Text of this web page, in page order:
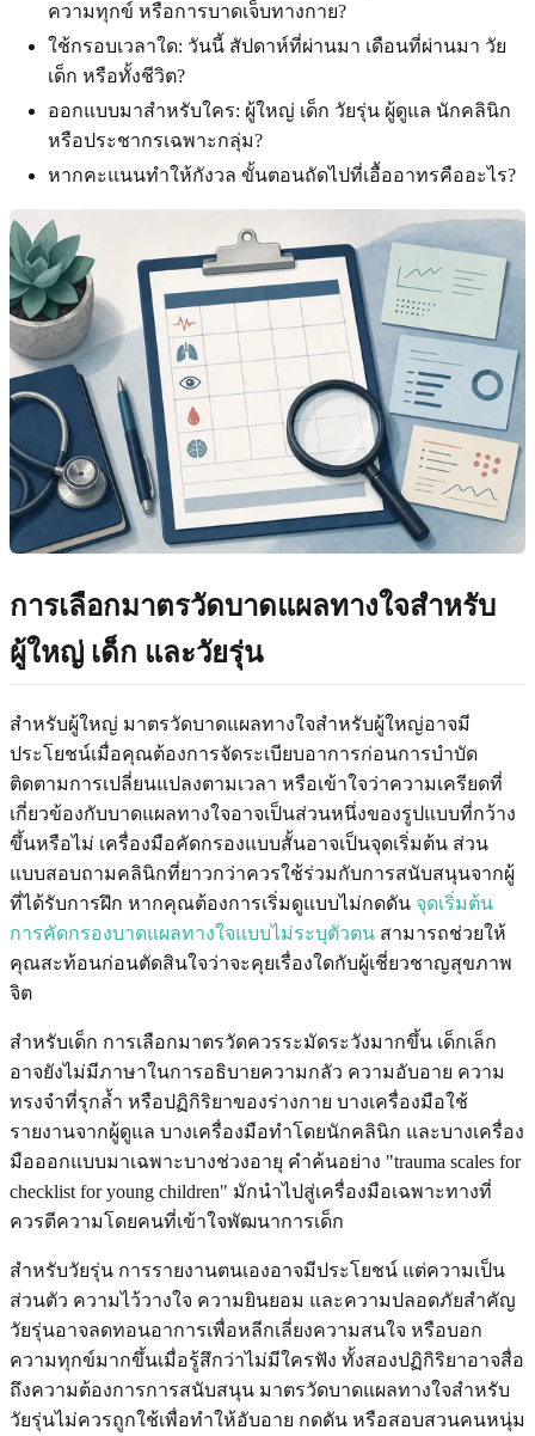
ความทุกข์ หรือการบาดเจ็บทางกาย?
ใช้กรอบเวลาใด: วันนี้ สัปดาห์ที่ผ่านมา เดือนที่ผ่านมา วัย
เด็ก หรือทั้งชีวิต?
ออกแบบมาสำหรับใคร: ผู้ใหญ่ เด็ก วัยรุ่น ผู้ดูแล นักคลินิก
หรือประชากรเฉพาะกลุ่ม?
หากคะแนนทำให้กังวล ขั้นตอนถัดไปที่เอื้ออาทรคืออะไร?
การเลือกมาตรวัดบาดแผลทางใจสำหรับ
ผู้ใหญ่ เด็ก และวัยรุ่น
สำหรับผู้ใหญ่ มาตรวัดบาดแผลทางใจสำหรับผู้ใหญ่อาจมี
ประโยชน์เมื่อคุณต้องการจัดระเบียบอาการก่อนการบำบัด
ติดตามการเปลี่ยนแปลงตามเวลา หรือเข้าใจว่าความเครียดที่
เกี่ยวข้องกับบาดแผลทางใจอาจเป็นส่วนหนึ่งของรูปแบบที่กว้าง
ขึ้นหรือไม่ เครื่องมือคัดกรองแบบสั้นอาจเป็นจุดเริ่มต้น ส่วน
แบบสอบถามคลินิกที่ยาวกว่าควรใช้ร่วมกับการสนับสนุนจากผู้
ที่ได้รับการฝึก หากคุณต้องการเริ่มดูแบบไม่กดดัน จุดเริ่มต้น
การคัดกรองบาดแผลทางใจแบบไม่ระบุตัวตน สามารถช่วยให้
คุณสะท้อนก่อนตัดสินใจว่าจะคุยเรื่องใดกับผู้เชี่ยวชาญสุขภาพ
จิต
สำหรับเด็ก การเลือกมาตรวัดควรระมัดระวังมากขึ้น เด็กเล็ก
อาจยังไม่มีภาษาในการอธิบายความกลัว ความอับอาย ความ
ทรงจำที่รุกล้ำ หรือปฏิกิริยาของร่างกาย บางเครื่องมือใช้
รายงานจากผู้ดูแล บางเครื่องมือทำโดยนักคลินิก และบางเครื่อง
มือออกแบบมาเฉพาะบางช่วงอายุ คำค้นอย่าง "trauma scales for
checklist for young children" มักนำไปสู่เครื่องมือเฉพาะทางที่
ควรตีความโดยคนที่เข้าใจพัฒนาการเด็ก
สำหรับวัยรุ่น การรายงานตนเองอาจมีประโยชน์ แต่ความเป็น
ส่วนตัว ความไว้วางใจ ความยินยอม และความปลอดภัยสำคัญ
วัยรุ่นอาจลดทอนอาการเพื่อหลีกเลี่ยงความสนใจ หรือบอก
ความทุกข์มากขึ้นเมื่อรู้สึกว่าไม่มีใครฟัง ทั้งสองปฏิกิริยาอาจสื่อ
ถึงความต้องการการสนับสนุน มาตรวัดบาดแผลทางใจสำหรับ
วัยรุ่นไม่ควรถูกใช้เพื่อทำให้อับอาย กดดัน หรือสอบสวนคนหนุ่ม